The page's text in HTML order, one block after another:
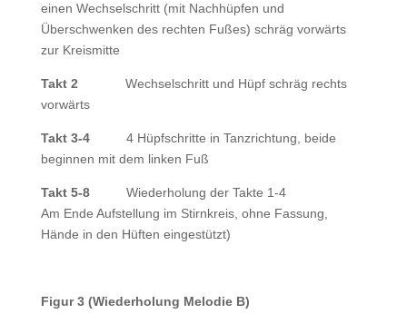
einen Wechselschritt (mit Nachhüpfen und
Überschwenken des rechten Fußes) schräg vorwärts
zur Kreismitte
Takt 2 Wechselschritt und Hüpf schräg rechts
vorwärts
Takt 3-44 Hüpfschritte in Tanzrichtung, beide
beginnen mit dem linken Fuß
Takt 5-8Wiederholung der Takte 1-4
Am Ende Aufstellung im Stirnkreis, ohne Fassung,
Hände in den Hüften eingestützt)
Figur 3 (Wiederholung Melodie B)